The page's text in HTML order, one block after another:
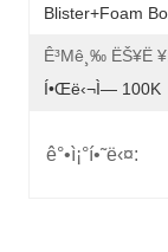
Blister+foam
Ê³µê¸‰ ËŠ¥ë
Í•œë‹¬ì— 100K
ê°•ì¡°í•˜ë‹¤: